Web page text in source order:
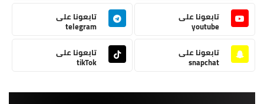
تابعونا على
youtube
تابعونا على
telegram
تابعونا على
snapchat
تابعونا على
tikTok